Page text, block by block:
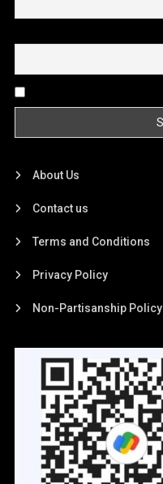
About Us
Contact us
Terms and Conditions
Privacy Policy
Non-Partisanship Policy